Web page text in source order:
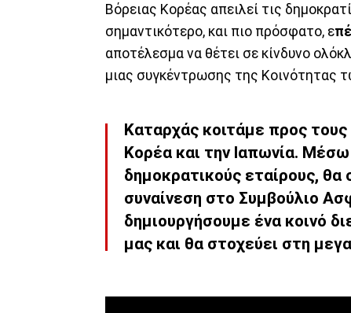
Βόρειας Κορέας απειλεί τις
σημαντικότερο, και πιο πρόσφατο, ε
αποτέλεσμα να θέτει σε κίνδυνο
μιας συγκέντρωσης της Κοινότητας
Καταρχάς κοιτάμε προς
Κορέα και την Ιαπωνία.
δημοκρατικούς εταίρους, θα
συναίνεση στο Συμβούλιο
δημιουργήσουμε ένα κοινό
μας και θα στοχεύει στη